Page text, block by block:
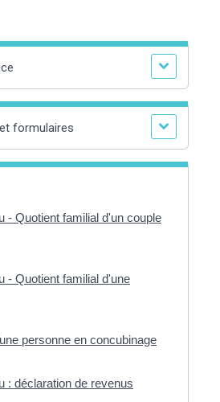
formulaires
- Quotient familial d'un couple
- Quotient familial d'une
personne en concubinage
: déclaration de revenus